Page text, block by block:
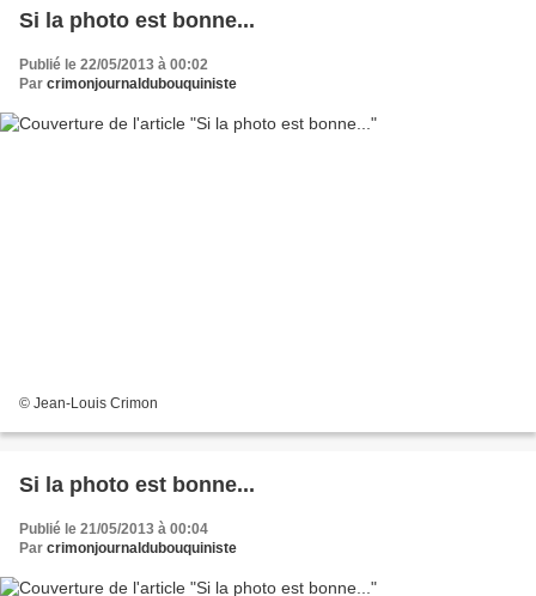
Si la photo est bonne...
Publié le 22/05/2013 à 00:02
Par crimonjournaldubouquiniste
© Jean-Louis Crimon
Si la photo est bonne...
Publié le 21/05/2013 à 00:04
Par crimonjournaldubouquiniste